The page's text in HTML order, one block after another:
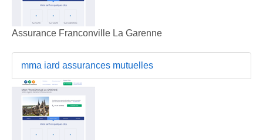
Assurance Franconville La Garenne
mma iard assurances mutuelles